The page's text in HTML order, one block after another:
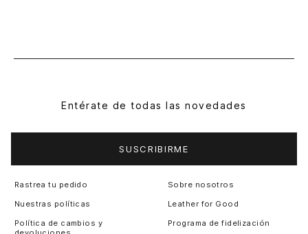
Entérate de todas las novedades
SUSCRIBIRME
Rastrea tu pedido
Nuestras políticas
Política de cambios y
Sobre nosotros
Leather for Good
Programa de fidelización